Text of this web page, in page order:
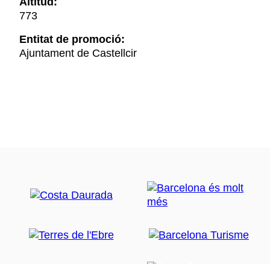
773
Entitat de promoció:
Ajuntament de Castellcir